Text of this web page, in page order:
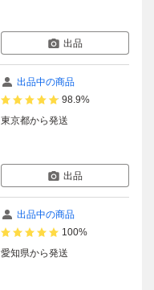
出品
出品中の商品
98.9%
東京都から発送
出品
出品中の商品
100%
愛知県から発送